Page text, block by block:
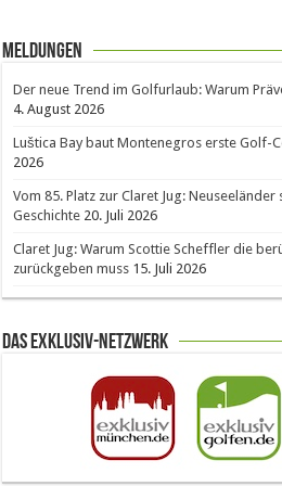
Meldungen
Der neue Trend im Golfurlaub: Warum
4. August 2026
Luštica Bay baut Montenegros erste Golf-
2026
Vom 85. Platz zur Claret Jug:
Geschichte 20. Juli 2026
Claret Jug: Warum Scottie Scheffler die
zurückgeben muss 15. Juli 2026
Das Exklusiv-Netzwerk